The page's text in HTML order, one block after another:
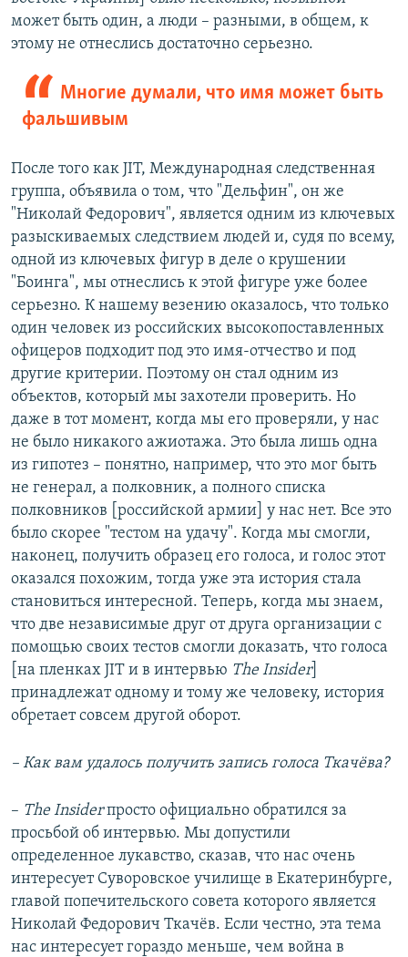
может быть один, а люди – разными, в общем, к
этому не отнеслись достаточно серьезно.
Многие думали, что имя может быть
фальшивым
После того как JIT, Международная следственная
группа, объявила о том, что "Дельфин", он же
"Николай Федорович", является одним из ключевых
разыскиваемых следствием людей и, судя по всему,
одной из ключевых фигур в деле о крушении
"Боинга", мы отнеслись к этой фигуре уже более
серьезно. К нашему везению оказалось, что только
один человек из российских высокопоставленных
офицеров подходит под это имя-отчество и под
другие критерии. Поэтому он стал одним из
объектов, который мы захотели проверить. Но
даже в тот момент, когда мы его проверяли, у нас
не было никакого ажиотажа. Это была лишь одна
из гипотез – понятно, например, что это мог быть
не генерал, а полковник, а полного списка
полковников [российской армии] у нас нет. Все это
было скорее "тестом на удачу". Когда мы смогли,
наконец, получить образец его голоса, и голос этот
оказался похожим, тогда уже эта история стала
становиться интересной. Теперь, когда мы знаем,
что две независимые друг от друга организации с
помощью своих тестов смогли доказать, что голоса
[на пленках JIT и в интервью The Insider]
принадлежат одному и тому же человеку, история
обретает совсем другой оборот.
– Как вам удалось получить запись голоса Ткачёва?
– The Insiderпросто официально обратился за
просьбой об интервью. Мы допустили
определенное лукавство, сказав, что нас очень
интересует Суворовское училище в Екатеринбурге,
главой попечительского совета которого является
Николай Федорович Ткачёв. Если честно, эта тема
нас интересует гораздо меньше, чем война в